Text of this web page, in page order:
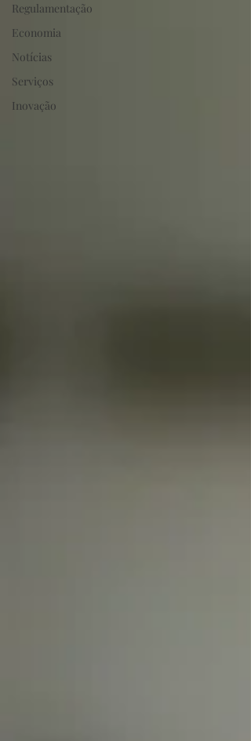
Regulamentação
Economia
Notícias
Serviços
Inovação